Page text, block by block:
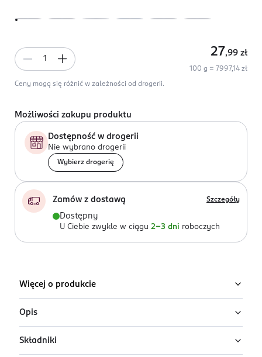
27,99 zł
100 g = 7997,14 zł
Ceny mogą się różnić w zależności od drogerii.
Możliwości zakupu produktu
Dostępność w drogerii
Nie wybrano drogerii
Wybierz drogerię
Zamów z dostawą Szczegóły
Dostępny
U Ciebie zwykle w ciągu 2-3 dni roboczych
Więcej o produkcie
Opis
Kredka do oczu Rimmel Scandal’eyes Exaggerate o
Składniki